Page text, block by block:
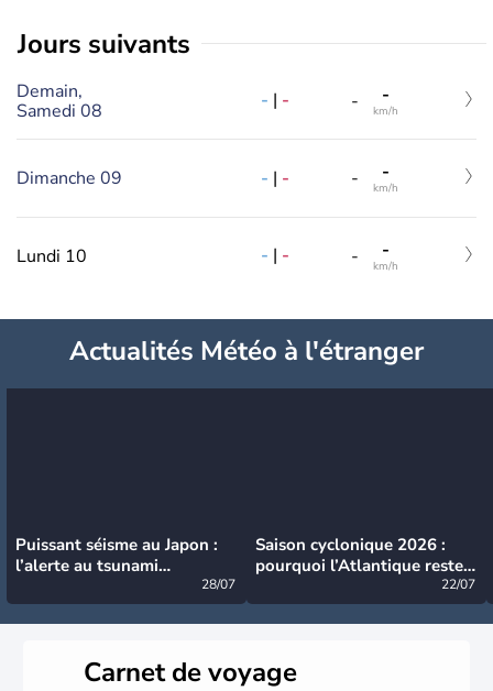
jours suivants
Demain,
Samedi 08
- | - - -
km/h
Dimanche 09 - | - - -
km/h
Lundi 10 - | - - -
km/h
Actualités Météo à l'étranger
Puissant séisme au Japon :
l’alerte au tsunami
28/07
Saison cyclonique 2026 :
pourquoi l’Atlantique reste
22/07
Carnet de voyage